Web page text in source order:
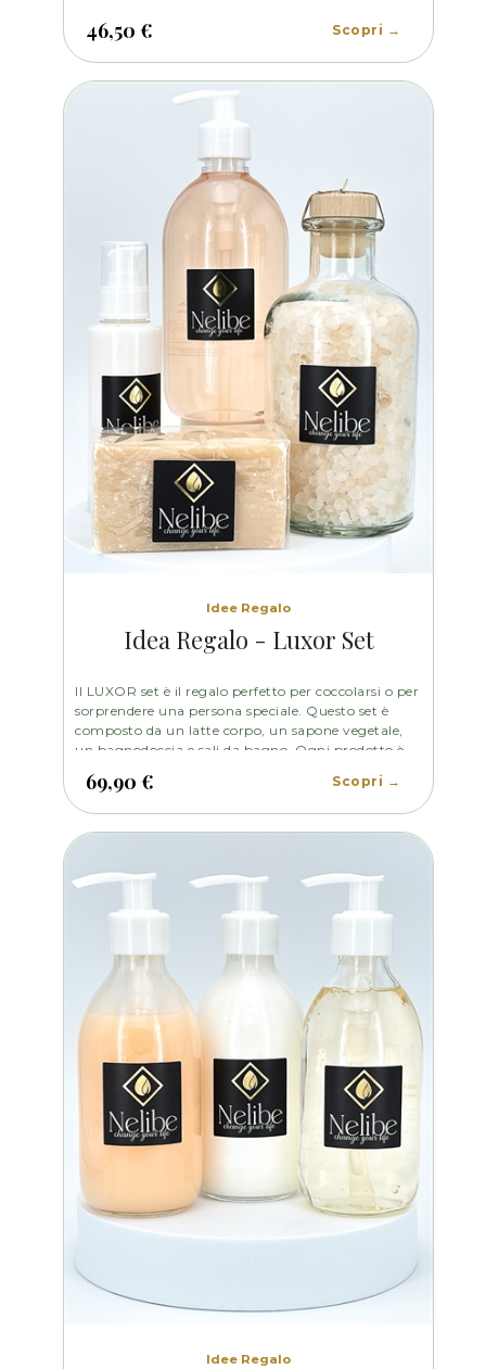
ambiente, un diffusore ambiente e un'acqua
profumata per tessuti.
46,50 € Scopri →
Idee Regalo
Idea Regalo - Luxor Set
Il LUXOR set è il regalo perfetto per coccolarsi o per
sorprendere una persona speciale. Questo set è
composto da un latte corpo, un sapone vegetale,
un bagnodoccia e sali da bagno. Ogni prodotto è
nutrire e idratare la pelle, lasciandola morbida,
vellutata: Inoltre, il set è arricchito con una
69,90 € Scopri →
Idee Regalo